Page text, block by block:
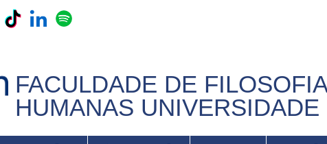
FACULDADE DE
HUMANAS